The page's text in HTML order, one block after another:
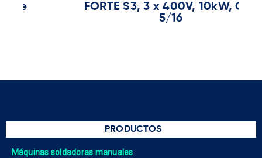
FORTE S3, 3 x 400V, 10kW, CEE
PRODUCTOS
Máquinas soldadoras manuales